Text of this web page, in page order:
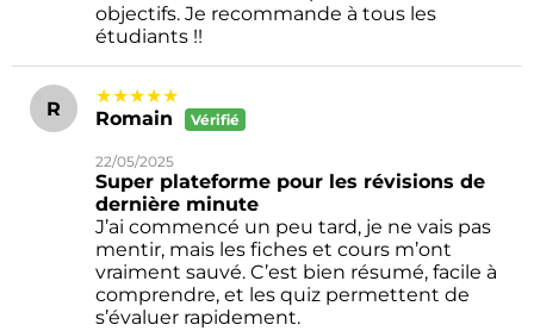
objectifs. Je recommande à tous les
étudiants !!
R
★★★★★
Romain
Vérifié
22/05/2025
Super plateforme pour les révisions de
dernière minute
J’ai commencé un peu tard, je ne vais pas
mentir, mais les fiches et cours m’ont
vraiment sauvé. C’est bien résumé, facile à
comprendre, et les quiz permettent de
s’évaluer rapidement.